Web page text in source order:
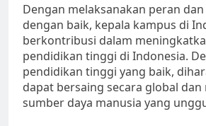
Dengan melaksanakan peran
dengan baik, kepala kampus di
berkontribusi dalam
pendidikan tinggi di Indonesia.
pendidikan tinggi yang baik,
dapat bersaing secara global dan
sumber daya manusia yang